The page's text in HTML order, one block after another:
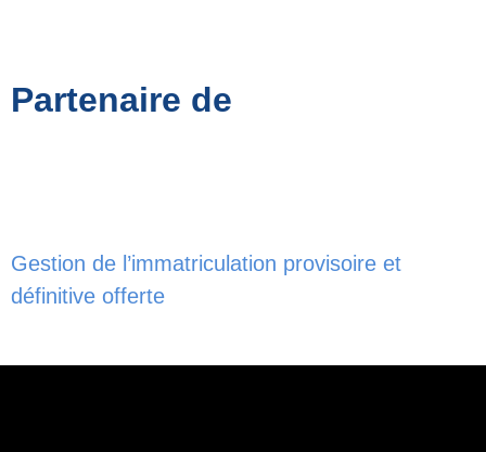
Partenaire de
Gestion de l’immatriculation provisoire et
définitive offerte